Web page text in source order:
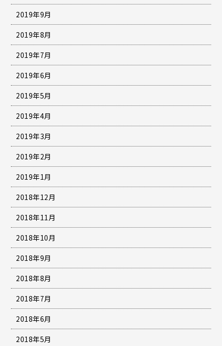
2019年9月
2019年8月
2019年7月
2019年6月
2019年5月
2019年4月
2019年3月
2019年2月
2019年1月
2018年12月
2018年11月
2018年10月
2018年9月
2018年8月
2018年7月
2018年6月
2018年5月